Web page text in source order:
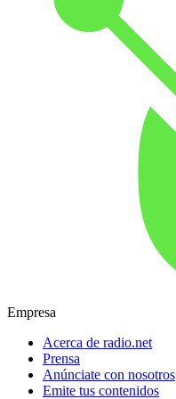
Empresa
Acerca de radio.net
Prensa
Anúnciate con nosotros
Emite tus contenidos